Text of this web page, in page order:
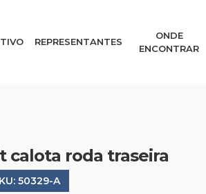
REPRESENTANTES
ONDE
ENCONTRAR
calota roda traseira
50329-A